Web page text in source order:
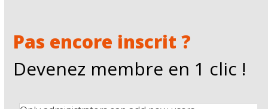
Pas encore inscrit ?
Devenez membre en 1 clic !